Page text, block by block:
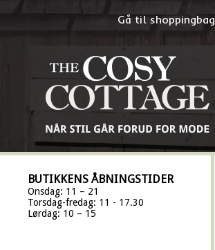
Gå til shoppingbag
BUTIKKENS ÅBNINGSTIDER
Onsdag: 11 – 21
Torsdag-fredag: 11 - 17.30
Lørdag: 10 – 15